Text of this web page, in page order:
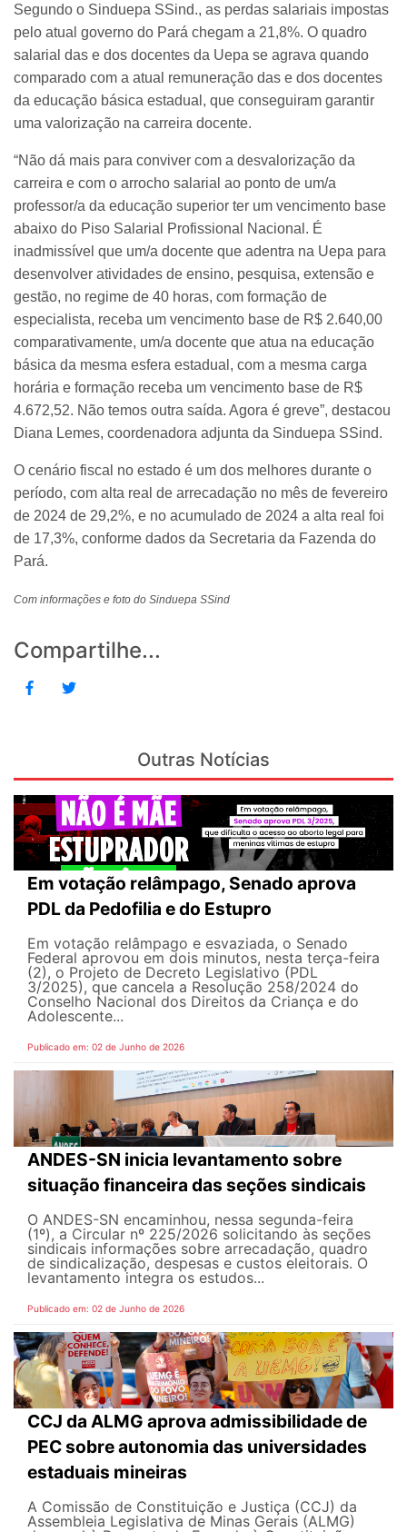
Segundo o Sinduepa SSind., as perdas salariais impostas
pelo atual governo do Pará chegam a 21,8%. O quadro
salarial das e dos docentes da Uepa se agrava quando
comparado com a atual remuneração das e dos docentes
da educação básica estadual, que conseguiram garantir
uma valorização na carreira docente.
“Não dá mais para conviver com a desvalorização da
carreira e com o arrocho salarial ao ponto de um/a
professor/a da educação superior ter um vencimento base
abaixo do Piso Salarial Profissional Nacional. É
inadmissível que um/a docente que adentra na Uepa para
desenvolver atividades de ensino, pesquisa, extensão e
gestão, no regime de 40 horas, com formação de
especialista, receba um vencimento base de R$ 2.640,00
comparativamente, um/a docente que atua na educação
básica da mesma esfera estadual, com a mesma carga
horária e formação receba um vencimento base de R$
4.672,52. Não temos outra saída. Agora é greve”, destacou
Diana Lemes, coordenadora adjunta da Sinduepa SSind.
O cenário fiscal no estado é um dos melhores durante o
período, com alta real de arrecadação no mês de fevereiro
de 2024 de 29,2%, e no acumulado de 2024 a alta real foi
de 17,3%, conforme dados da Secretaria da Fazenda do
Pará.
Com informações e foto do Sinduepa SSind
Compartilhe...
Outras Notícias
Em votação relâmpago, Senado aprova
PDL da Pedofilia e do Estupro
Em votação relâmpago e esvaziada, o Senado
Federal aprovou em dois minutos, nesta terça-feira
(2), o Projeto de Decreto Legislativo (PDL
3/2025), que cancela a Resolução 258/2024 do
Conselho Nacional dos Direitos da Criança e do
Adolescente...
Publicado em: 02 de Junho de 2026
ANDES-SN inicia levantamento sobre
situação financeira das seções sindicais
O ANDES-SN encaminhou, nessa segunda-feira
(1º), a Circular nº 225/2026 solicitando às seções
sindicais informações sobre arrecadação, quadro
de sindicalização, despesas e custos eleitorais. O
levantamento integra os estudos...
Publicado em: 02 de Junho de 2026
CCJ da ALMG aprova admissibilidade de
PEC sobre autonomia das universidades
estaduais mineiras
A Comissão de Constituição e Justiça (CCJ) da
Assembleia Legislativa de Minas Gerais (ALMG)